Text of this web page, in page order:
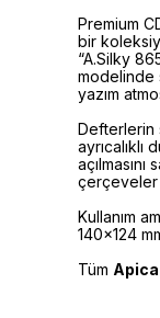
Premium
bir
“A.Silky
modelinde
yazım
Defterlerin
çerçeveler
Kullanım
140x124
Tüm Apica